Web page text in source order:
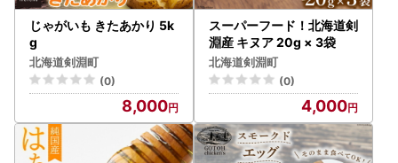
じゃがいも きたあかり 5k
g
北海道剣淵町
(0)
8,000
スーパーフード！北海道剣
淵産 キヌア 20g × 3袋
北海道剣淵町
(0)
4,000